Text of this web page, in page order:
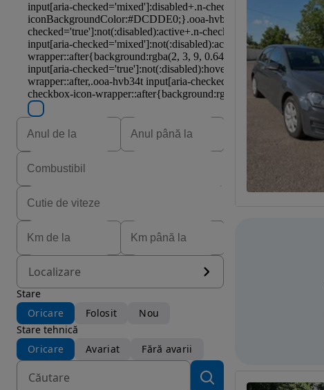
Localizare
Stare
Oricare
Folosit
Nou
Stare tehnică
Oricare
Avariat Fără avarii